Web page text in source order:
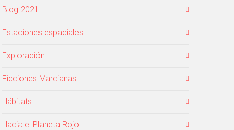
Blog 2021
Estaciones espaciales
Exploración
Ficciones Marcianas
Hábitats
Hacia el Planeta Rojo